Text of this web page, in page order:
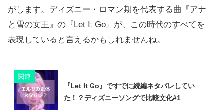
がします。ディズニー・ロマン期を代表する曲『アナ
と雪の女王』の『Let It Go』が、この時代のすべてを
表現していると言えるかもしれませんね。
関連
『Let It Go』ですでに続編ネタバレしてい
た！？ディズニーソングで比較文化#1